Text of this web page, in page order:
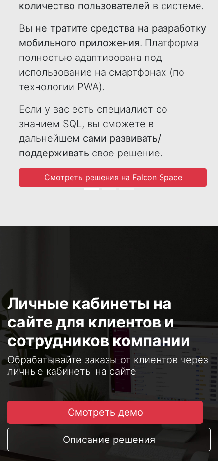
количество пользователей в системе.
Вы не тратите средства на разработку
мобильного приложения. Платформа
полностью адаптирована под
использование на смартфонах (по
технологии PWA).
Если у вас есть специалист со
знанием SQL, вы сможете в
дальнейшем сами развивать/
поддерживать свое решение.
Смотреть решения на Falcon Space
Личные кабинеты на
сайте для клиентов и
сотрудников компании
Обрабатывайте заказы от клиентов через
личные кабинеты на сайте
Смотреть демо
Описание решения